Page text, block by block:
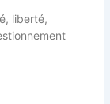
liberté,